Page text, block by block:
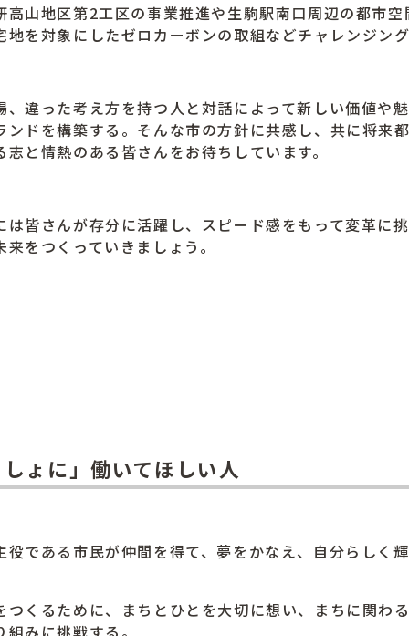
山地区第2工区の事業推進や生駒駅南口周辺の都市
地を対象にしたゼロカーボンの取組などチャレンジン
違った考え方を持つ人と対話によって新しい価値や
ンドを構築する。そんな市の方針に共感し、共に将来
志と情熱のある皆さんをお待ちしています。
皆さんが存分に活躍し、スピード感をもって変革に
をつくっていきましょう。
ょに」働いてほしい人
役である市民が仲間を得て、夢をかなえ、自分らしく
つくるために、まちとひとを大切に想い、まちに関わ
みに挑戦する。